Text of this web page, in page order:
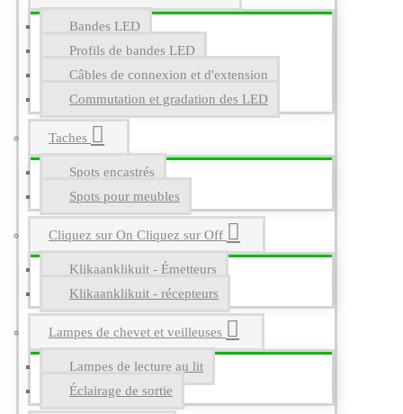
Bandes LED
Profils de bandes LED
Câbles de connexion et d'extension
Commutation et gradation des LED
Taches
Spots encastrés
Spots pour meubles
Cliquez sur On Cliquez sur Off
Klikaanklikuit - Émetteurs
Klikaanklikuit - récepteurs
Lampes de chevet et veilleuses
Lampes de lecture au lit
Éclairage de sortie